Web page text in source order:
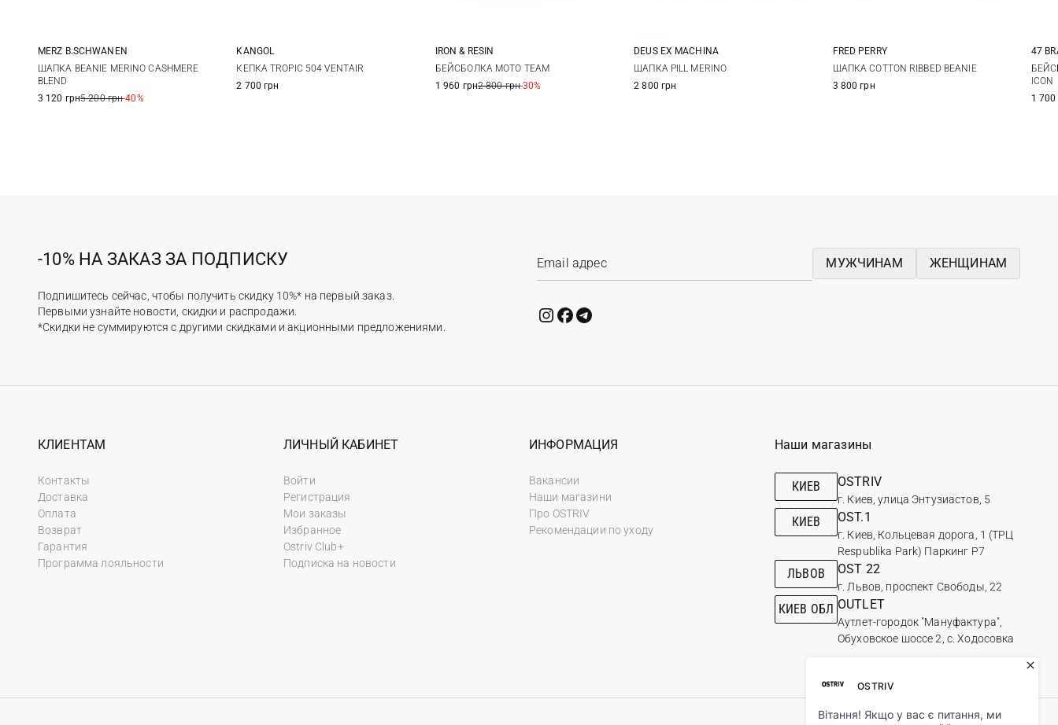
One size
MERZ B.SCHWANEN
ШАПКА BEANIE MERINO CASHMERE
BLEND
3 120 грн5 200 грн-40%
S M L
KANGOL
КЕПКА TROPIC 504 VENTAIR
2 700 грн
One size
IRON & RESIN
БЕЙСБОЛКА MOTO TEAM
1 960 грн2 800 грн-30%
One size
DEUS EX MACHINА
ШАПКА PILL MERINO
2 800 грн
One size
FRED PERRY
ШАПКА COTTON RIBBED BEANIE
3 800 грн
47
ICON
1 700
-10% НА ЗАКАЗ ЗА ПОДПИСКУ
Подпишитесь сейчас, чтобы получить скидку 10%* на первый заказ.
Первыми узнайте новости, скидки и распродажи.
*Скидки не суммируются с другими скидками и акционными предложениями.
МУЖЧИНАМ ЖЕНЩИНАМ
КЛИЕНТАМ
Контакты
Доставка
Оплата
Возврат
Гарантия
Программа лояльности
ЛИЧНЫЙ КАБИНЕТ
Войти
Регистрация
Мои заказы
Избранное
Ostriv Club+
Подписка на новости
ИНФОРМАЦИЯ
Вакансии
Наши магазини
Про OSTRIV
Рекомендации по уходу
Наши магазины
КИЕВ OSTRIV
г. Киев, улица Энтузиастов, 5
КИЕВ OST.1
г. Киев, Кольцевая дорога, 1 (ТРЦ
Respublika Park) Паркинг Р7
ЛЬВОВ OST 22
г. Львов, проспект Свободы, 22
КИЕВ ОБЛ OUTLET
Аутлет-городок "Мануфактура",
Обуховское шоссе 2, с. Ходосовка